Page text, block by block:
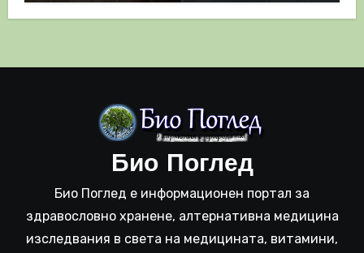
Био Поглед
Био Поглед е информационен портал за
здравословно хранене, алтернативна медицина
изследвания в света на медицината, витамини,